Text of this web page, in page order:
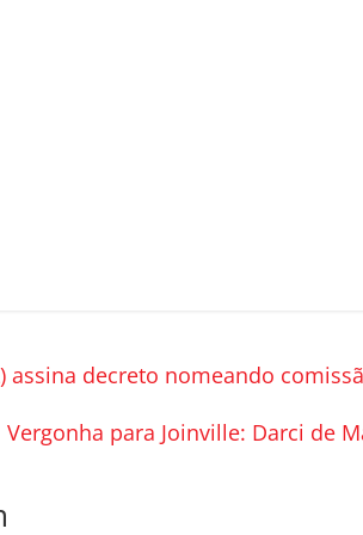
assina decreto nomeando
Vergonha para Joinville: Darci de